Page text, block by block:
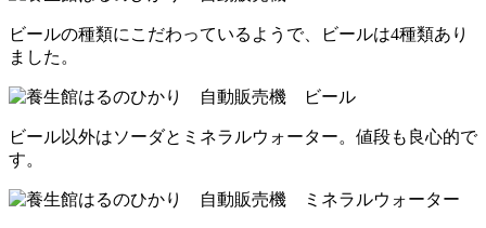
ビールの種類にこだわっているようで、ビールは4種類あり
ました。
ビール以外はソーダとミネラルウォーター。値段も良心的で
す。